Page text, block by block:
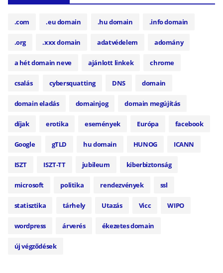
.com .eu domain .hu domain .info domain
.org .xxx domain adatvédelem adomány
a hét domain neve ajánlott linkek chrome
csalás cybersquatting DNS domain
domain eladás domainjog domain megújítás
díjak erotika események Európa facebook
Google gTLD hu domain HUNOG ICANN
ISZT ISZT-TT jubileum kiberbiztonság
microsoft politika rendezvények ssl
statisztika tárhely Utazás Vicc WIPO
wordpress árverés ékezetes domain
új végződések